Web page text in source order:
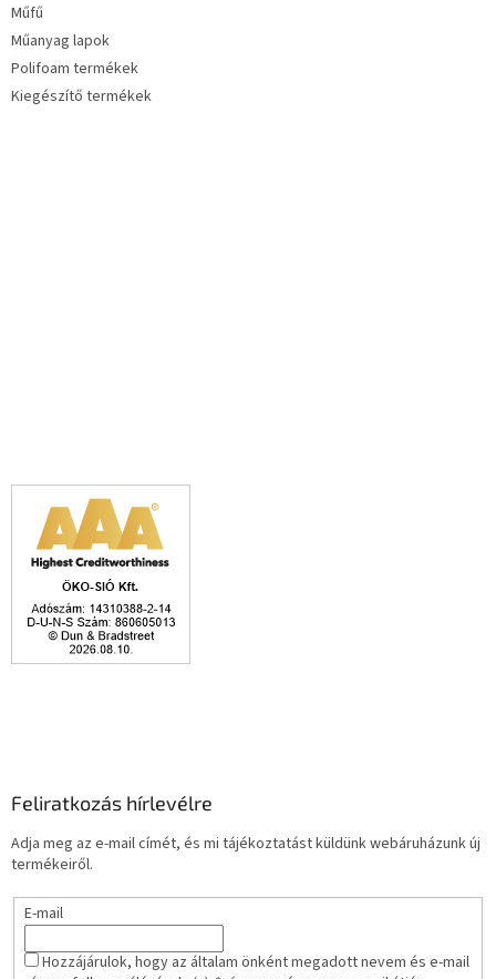
Műfű
Műanyag lapok
Polifoam termékek
Kiegészítő termékek
Feliratkozás hírlevélre
Adja meg az e-mail címét, és mi tájékoztatást küldünk webáruházunk új
termékeiről.
E-mail
Hozzájárulok, hogy az általam önként megadott nevem és e-mail